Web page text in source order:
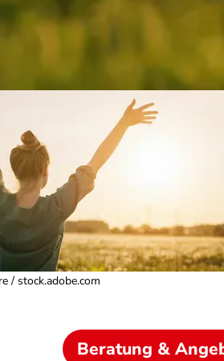
/ stock.adobe.com
Beratung &